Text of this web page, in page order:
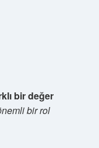
bir değer
bir rol